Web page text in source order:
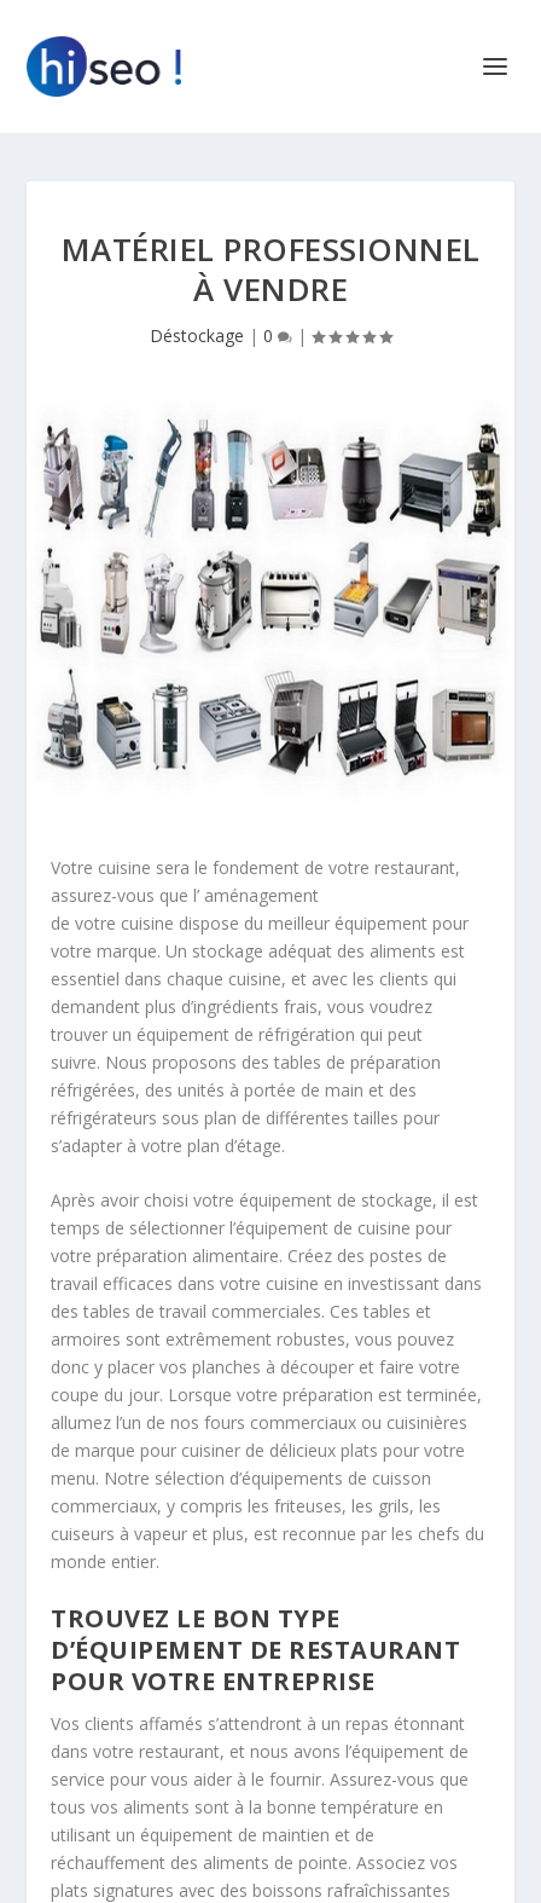
MATÉRIEL PROFESSIONNEL
À VENDRE
Déstockage | 0 |
Votre cuisine sera le fondement de votre restaurant,
assurez-vous que l’ aménagement
de votre cuisine dispose du meilleur équipement pour
votre marque. Un stockage adéquat des aliments est
essentiel dans chaque cuisine, et avec les clients qui
demandent plus d’ingrédients frais, vous voudrez
trouver un équipement de réfrigération qui peut
suivre. Nous proposons des tables de préparation
réfrigérées, des unités à portée de main et des
réfrigérateurs sous plan de différentes tailles pour
s’adapter à votre plan d’étage.
Après avoir choisi votre équipement de stockage, il est
temps de sélectionner l’équipement de cuisine pour
votre préparation alimentaire. Créez des postes de
travail efficaces dans votre cuisine en investissant dans
des tables de travail commerciales. Ces tables et
armoires sont extrêmement robustes, vous pouvez
donc y placer vos planches à découper et faire votre
coupe du jour. Lorsque votre préparation est terminée,
allumez l’un de nos fours commerciaux ou cuisinières
de marque pour cuisiner de délicieux plats pour votre
menu. Notre sélection d’équipements de cuisson
commerciaux, y compris les friteuses, les grils, les
cuiseurs à vapeur et plus, est reconnue par les chefs du
monde entier.
TROUVEZ LE BON TYPE
D’ÉQUIPEMENT DE RESTAURANT
POUR VOTRE ENTREPRISE
Vos clients affamés s’attendront à un repas étonnant
dans votre restaurant, et nous avons l’équipement de
service pour vous aider à le fournir. Assurez-vous que
tous vos aliments sont à la bonne température en
utilisant un équipement de maintien et de
réchauffement des aliments de pointe. Associez vos
plats signatures avec des boissons rafraîchissantes